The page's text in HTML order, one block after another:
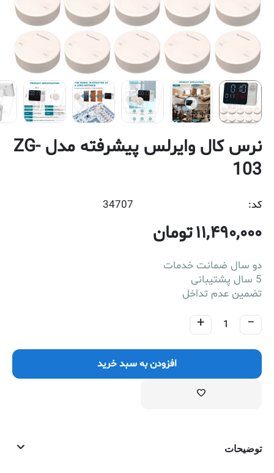
نرس کال وایرلس پیشرفته مدل ZG-
103
کد: 34707
11,490,000تومان
دو سال ضمانت خدمات
5 سال پشتیبانی
تضمین عدم تداخل
+ −
افزودن به سبد خرید
توضیحات